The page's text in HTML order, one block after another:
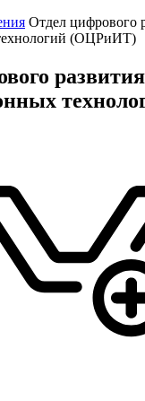
Отдел цифрового
(ОЦРиИТ)